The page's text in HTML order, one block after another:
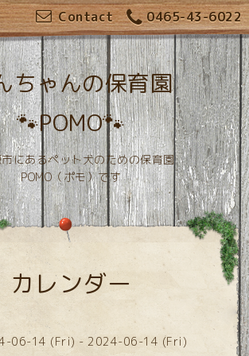
0465-43-6022
Contact
ちゃんの保育園
🐾POMO🐾
にあるペット犬のための保育園
POMO（ポモ）です
カレンダー
06-14 (Fri) - 2024-06-14 (Fri)